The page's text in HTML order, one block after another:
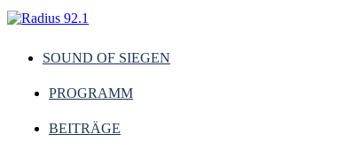
SOUND OF SIEGEN
PROGRAMM
BEITRÄGE